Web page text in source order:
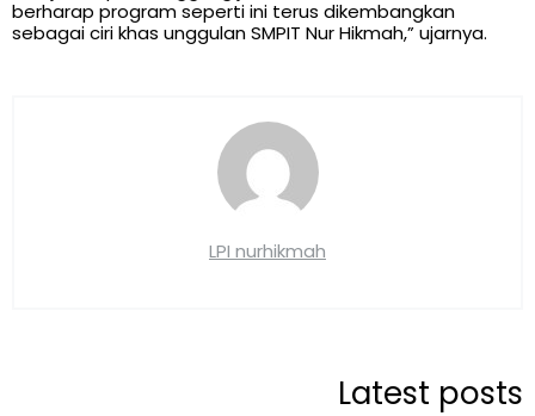
berharap program seperti ini terus dikembangkan
sebagai ciri khas unggulan SMPIT Nur Hikmah,” ujarnya.
LPI nurhikmah
Latest posts